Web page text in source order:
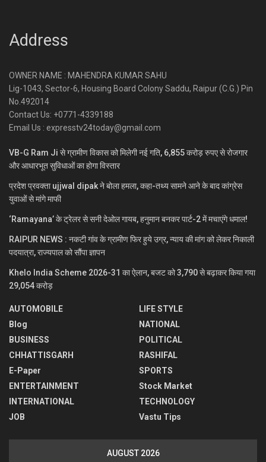
Address
OWNER NAME : MAHENDRA KUMAR SAHU
Lig-1043, Sector-6, Housing Board Colony Saddu, Raipur (C.G.) Pin
No.492014
Contact Us: +0771-4339188
Email Us : expresstv24today@gmail.com
VB-G Ram Ji से ग्रामीण विकास को मिलेगी नई गति, 6,855 करोड़ रुपए से रोजगार
और आधारभूत सुविधाओं का होगा विस्तार
प्रदेश प्रवक्ता ujjwal dipak ने बोला हमला, कहा-तथ्य सामने आने के बाद कांग्रेस
युवाओं से मांगे माफी
‘Ramayana’ के ट्रेलर से सनी देओल गायब, हनुमान बनकर पार्ट-2 में मचाएंगे धमाल!
RAIPUR NEWS : नकटी गांव के ग्रामीण फिर हुये उग्र, न्याय की मांग को लेकर निकाली
पदयात्रा, राज्यपाल को सौंपा ज्ञापन
Khelo India Scheme 2026-31 का ऐलान, बजट को 3,790 से बढ़ाकर किया गया
29,054 करोड़
AUTOMOBILE
Blog
BUSINESS
CHHATTISGARH
E-Paper
ENTERTAINMENT
INTERNATIONAL
JOB
LIFE STYLE
NATIONAL
POLITICAL
RASHIFAL
SPORTS
Stock Market
TECHNOLOGY
Vastu Tips
AUGUST 2026